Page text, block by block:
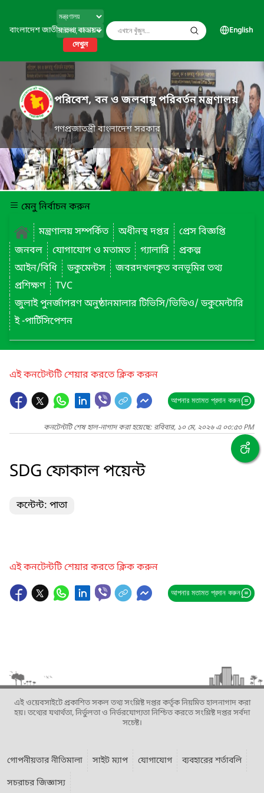
বাংলাদেশ জাতীয় তথ্য বাতায়ন
দেখুন
English
পরিবেশ, বন ও জলবায়ু পরিবর্তন মন্ত্রণালয়
গণপ্রজাতন্ত্রী বাংলাদেশ সরকার
মেনু নির্বাচন করুন
মন্ত্রণালয় সম্পর্কিত
অধীনস্থ দপ্তর
প্রেস বিজ্ঞপ্তি
জনবল
যোগাযোগ ও মতামত গ্যালারি
প্রকল্প
আইন/বিধি
ডকুমেন্টস
জবরদখলকৃত বনভূমির তথ্য
প্রশিক্ষণ
TVC
জুলাই পুনর্জাগরণ অনুষ্ঠানমালার টিভিসি/ভিডিও/ ডকুমেন্টারি
ই -পার্টিসিপেশন
এই কনটেন্টটি শেয়ার করতে ক্লিক করুন
আপনার মতামত প্রদান করুন
কনটেন্টটি শেষ হাল-নাগাদ করা হয়েছে: রবিবার, ১০ মে, ২০২৬ এ ০৩:৫৩ PM
SDG ফোকাল পয়েন্ট
কন্টেন্ট: পাতা
এই কনটেন্টটি শেয়ার করতে ক্লিক করুন
আপনার মতামত প্রদান করুন
এই ওয়েবসাইটে প্রকাশিত সকল তথ্য সংশ্লিষ্ট দপ্তর কর্তৃক নিয়মিত হালনাগাদ করা
হয়। তথ্যের যথার্থতা, নির্ভুলতা ও নির্ভরযোগ্যতা নিশ্চিত করতে সংশ্লিষ্ট দপ্তর সর্বদা
সচেষ্ট।
গোপনীয়তার নীতিমালা সাইট ম্যাপ যোগাযোগ
ব্যবহারের শর্তাবলি
সচরাচর জিজ্ঞাস্য